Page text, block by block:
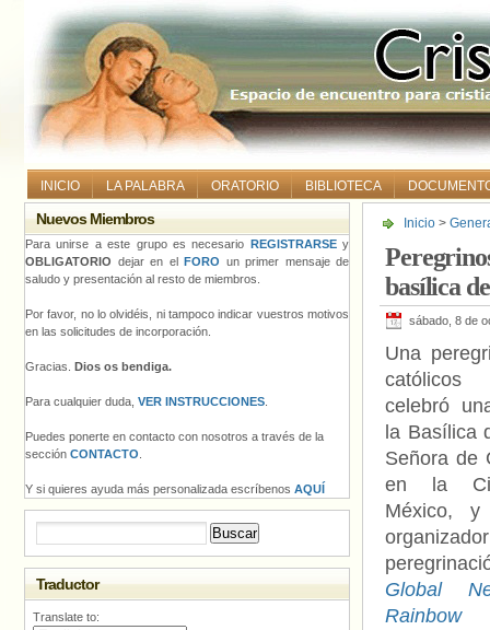
INICIO LA PALABRA ORATORIO BIBLIOTECA
Inicio >
basílica
sábado, 8 de
Una
católicos
celebró
la Basílica
Señora de
en la
México,
Global
Rainbow
Nuevos Miembros
Para unirse a este grupo es necesario REGISTRARSEy
OBLIGATORIO dejar en el FORO un primer mensaje de
saludo y presentación al resto de miembros.
Por favor, no lo olvidéis, ni tampoco indicar vuestros motivos
en las solicitudes de incorporación.
Gracias. Dios os bendiga.
Para cualquier duda, VER INSTRUCCIONES
Puedes ponerte en contacto con nosotros a través de la
sección CONTACTO
Y si quieres ayuda más personalizada escríbenos AQUÍ
Traductor
Translate to: